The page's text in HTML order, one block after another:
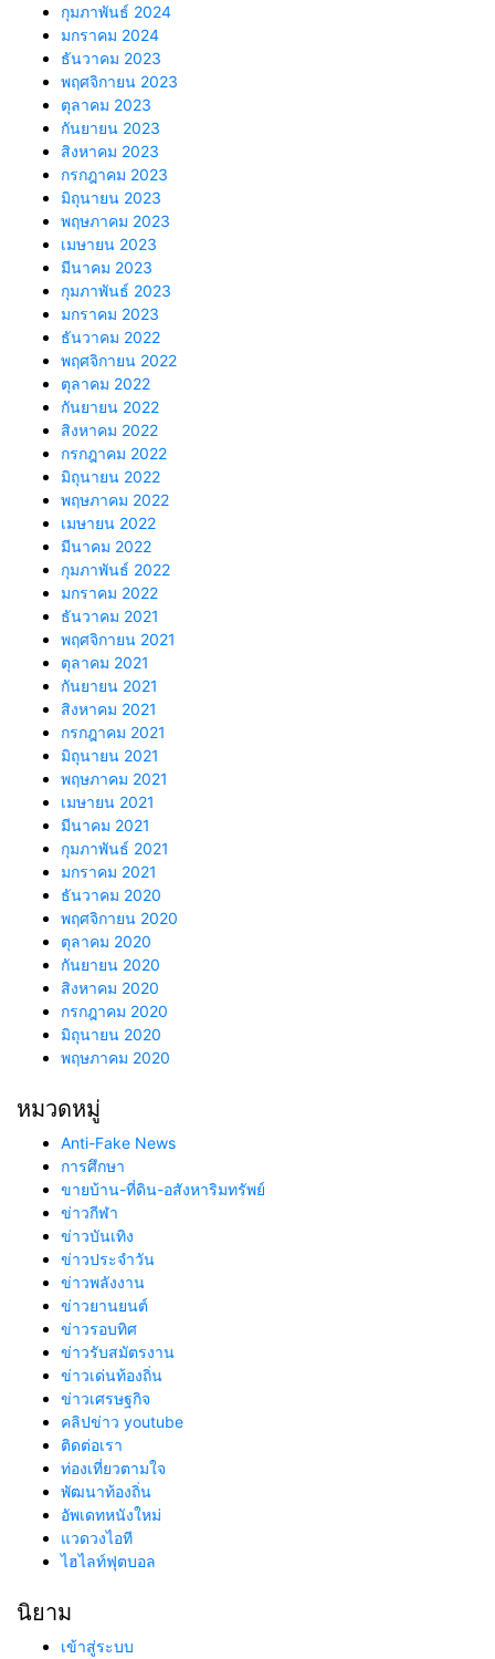
กุมภาพันธ์ 2024
มกราคม 2024
ธันวาคม 2023
พฤศจิกายน 2023
ตุลาคม 2023
กันยายน 2023
สิงหาคม 2023
กรกฎาคม 2023
มิถุนายน 2023
พฤษภาคม 2023
เมษายน 2023
มีนาคม 2023
กุมภาพันธ์ 2023
มกราคม 2023
ธันวาคม 2022
พฤศจิกายน 2022
ตุลาคม 2022
กันยายน 2022
สิงหาคม 2022
กรกฎาคม 2022
มิถุนายน 2022
พฤษภาคม 2022
เมษายน 2022
มีนาคม 2022
กุมภาพันธ์ 2022
มกราคม 2022
ธันวาคม 2021
พฤศจิกายน 2021
ตุลาคม 2021
กันยายน 2021
สิงหาคม 2021
กรกฎาคม 2021
มิถุนายน 2021
พฤษภาคม 2021
เมษายน 2021
มีนาคม 2021
กุมภาพันธ์ 2021
มกราคม 2021
ธันวาคม 2020
พฤศจิกายน 2020
ตุลาคม 2020
กันยายน 2020
สิงหาคม 2020
กรกฎาคม 2020
มิถุนายน 2020
พฤษภาคม 2020
หมวดหมู่
Anti-Fake News
การศึกษา
ขายบ้าน-ที่ดิน-อสังหาริมทรัพย์
ข่าวกีฬา
ข่าวบันเทิง
ข่าวประจำวัน
ข่าวพลังงาน
ข่าวยานยนต์
ข่าวรอบทิศ
ข่าวรับสมัตรงาน
ข่าวเด่นท้องถิ่น
ข่าวเศรษฐกิจ
คลิปข่าว youtube
ติดต่อเรา
ท่องเที่ยวตามใจ
พัฒนาท้องถิ่น
อัพเดทหนังใหม่
แวดวงไอที
ไฮไลท์ฟุตบอล
นิยาม
เข้าสู่ระบบ